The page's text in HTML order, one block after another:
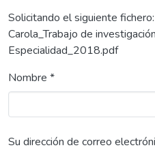
Solicitando el siguiente
Carola_Trabajo de
Especialidad_2018.pdf
Nombre *
Su dirección de correo